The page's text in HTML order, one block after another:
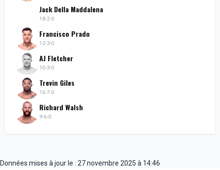
Jack Della Maddalena
18-2-0
Francisco Prado
12-3-0
AJ Fletcher
10-3-0
Trevin Giles
16-7-0
Richard Walsh
9-6-0
Données mises à jour le : 27 novembre 2025 à 14:46